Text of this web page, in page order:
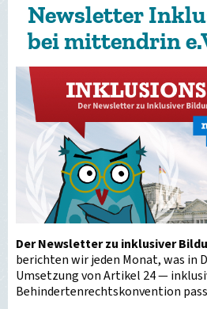
Newsletter
bei mittendrin
Der Newsletter zu inklusiver
berichten wir jeden Monat, was in
Umsetzung von Artikel 24 —
Behindertenrechtskonvention